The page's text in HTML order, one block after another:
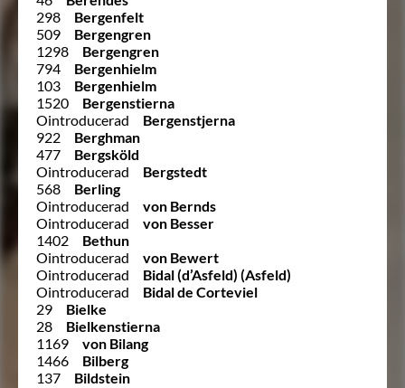
298
Bergenfelt
509
Bergengren
1298
Bergengren
794
Bergenhielm
103
Bergenhielm
1520
Bergenstierna
Ointroducerad
Bergenstjerna
922
Berghman
477
Bergsköld
Ointroducerad
Bergstedt
568
Berling
Ointroducerad
von Bernds
Ointroducerad
von Besser
1402
Bethun
Ointroducerad
von Bewert
Ointroducerad
Bidal (d’Asfeld) (Asfeld)
Ointroducerad
Bidal de Corteviel
29
Bielke
28
Bielkenstierna
1169
von Bilang
1466
Bilberg
137
Bildstein